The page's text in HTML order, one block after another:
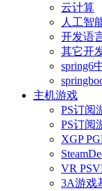
云计算
人工智
开发语
其它开
spring6
主机游戏
PS订阅
PS订阅
XGP
VR
3A游戏